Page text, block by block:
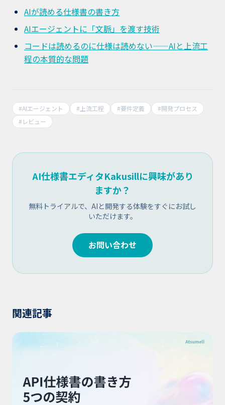
AIが読める仕様書の書き方
AIエージェントに「文脈」を渡す技術
コードは読めるのに仕様は読めない——AIと上流工
程の本質的な問題
#AIエージェント # 上流工程 #要件定義 #開発プロセス
# レビュー
AI仕様書エディタKakusillに興味があり
ますか？
無料トライアルで、AIと開発する体験をすぐにお試し
いただけます。
お問い合わせ
関連記事